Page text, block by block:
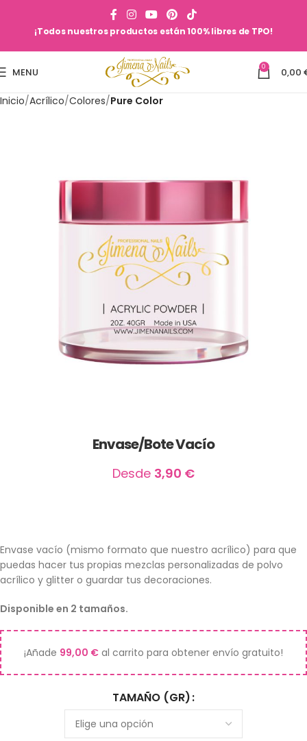
¡Todos nuestros productos están 100% libres de TPO!
MENU 0 0,00
Inicio Acrílico Colores Pure Color
Envase/Bote Vacío
Desde 3,90 €
Envase vacío (mismo formato que nuestro acrílico) para que
puedas hacer tus propias mezclas personalizadas de polvo
acrílico y glitter o guardar tus decoraciones.
Disponible en 2 tamaños.
¡Añade 99,00 € al carrito para obtener envío gratuito!
TAMAÑO (GR)